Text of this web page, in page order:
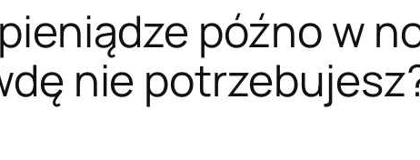
późno w
nie